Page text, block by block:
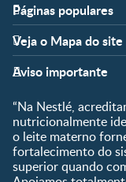
Páginas populares
Apoio
FAQ
Nossos Artigos
Fale conosco
Shopping
Compre Agora
Veja o Mapa do site
Fases
Pré-Concepção
Gravidez
Pós-Parto
0 a 5 meses
6 a 8 meses
Aviso importante
“Na Nestlé,
nutricionalmente
o leite materno
fortalecimento do
superior quando